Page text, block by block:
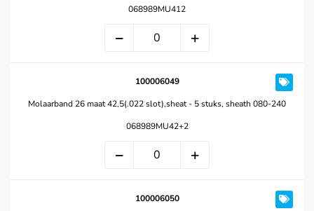
068989MU412
100006049
Molaarband 26 maat 42,5(.022 slot),sheat - 5 stuks, sheath 080-240
068989MU42+2
100006050